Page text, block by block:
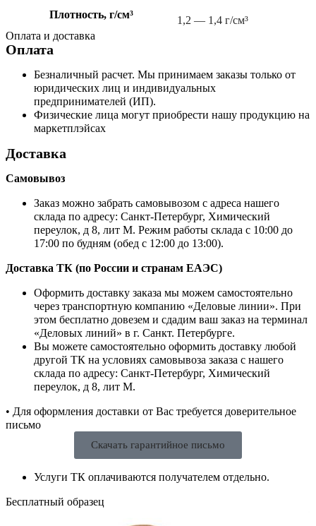
Плотность, г/см³
1,2 — 1,4 г/см³
Оплата и доставка
Оплата
Безналичный расчет. Мы принимаем заказы только от
юридических лиц и индивидуальных
предпринимателей (ИП).
Физические лица могут приобрести нашу продукцию на
маркетплэйсах
Доставка
Самовывоз
Заказ можно забрать самовывозом с адреса нашего
склада по адресу: Санкт-Петербург, Химический
переулок, д 8, лит М. Режим работы склада с 10:00 до
17:00 по будням (обед с 12:00 до 13:00).
Доставка ТК (по России и странам ЕАЭС)
Оформить доставку заказа мы можем самостоятельно
через транспортную компанию «Деловые линии». При
этом бесплатно довезем и сдадим ваш заказ на терминал
«Деловых линий» в г. Санкт. Петербурге.
Вы можете самостоятельно оформить доставку любой
другой ТК на условиях самовывоза заказа с нашего
склада по адресу: Санкт-Петербург, Химический
переулок, д 8, лит М.
• Для оформления доставки от Вас требуется доверительное
письмо
Скачать гарантийное письмо
Услуги ТК оплачиваются получателем отдельно.
Бесплатный образец